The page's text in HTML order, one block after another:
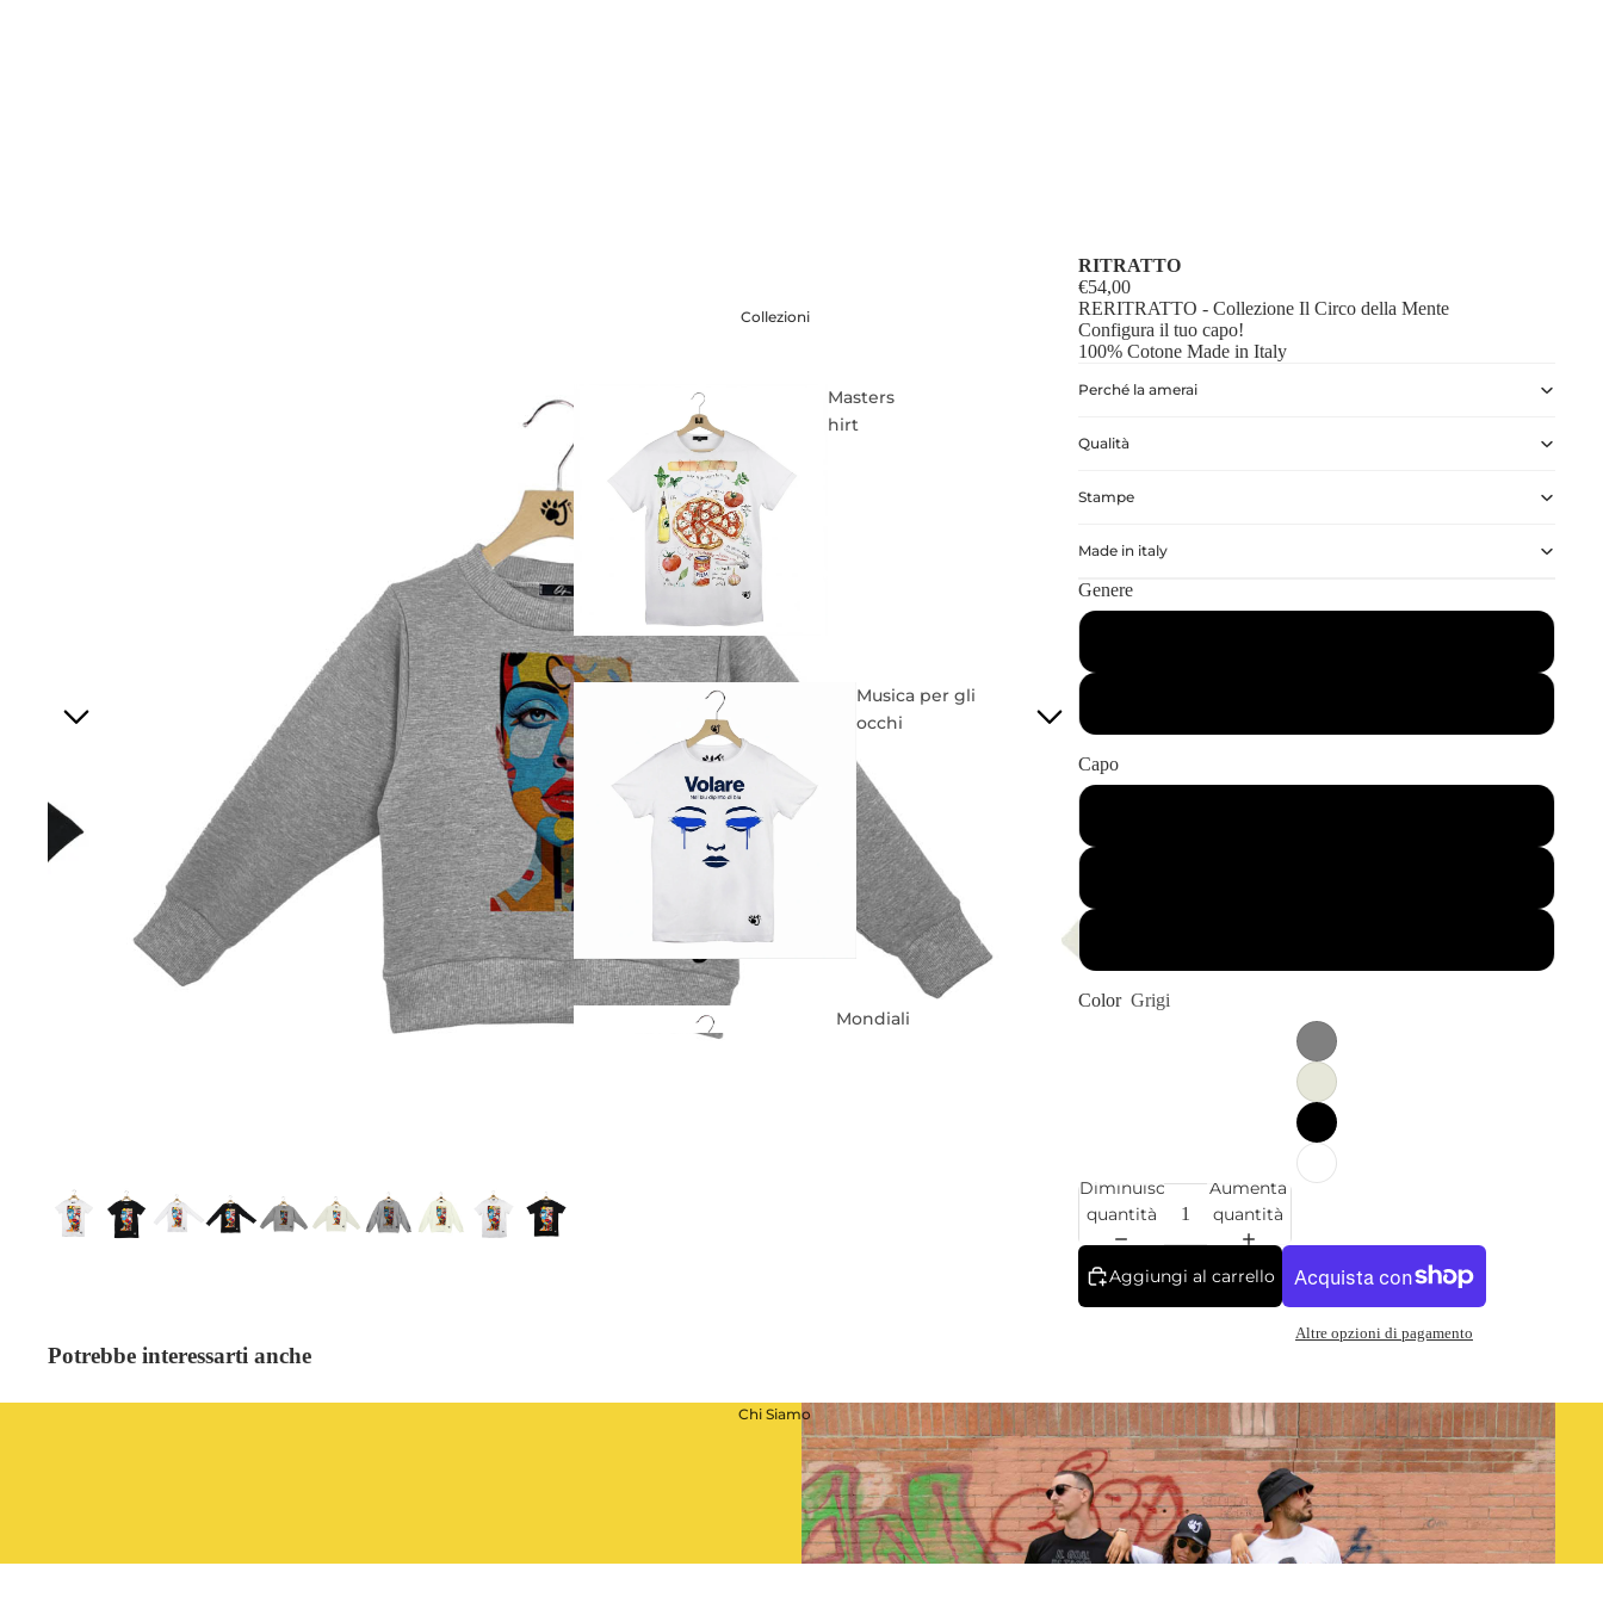
Collezioni
Masters
hirt
Musica per gli
occhi
Mondiali
Chi Siamo
RITRATTO
€54,00
RERITRATTO - Collezione Il Circo della Mente
Configura il tuo capo!
100% Cotone Made in Italy
Perché la amerai
Qualità
Stampe
Made in italy
Genere
Capo
Color Grigi
Diminuisci
quantità
Aumenta
quantità
Aggiungi al carrello
Altre opzioni di pagamento
Potrebbe interessarti anche